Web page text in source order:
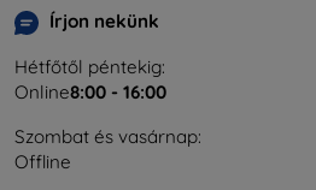
Írjon nekünk
Hétfőtől péntekig:
Online8:00 - 16:00
Szombat és vasárnap:
Offline